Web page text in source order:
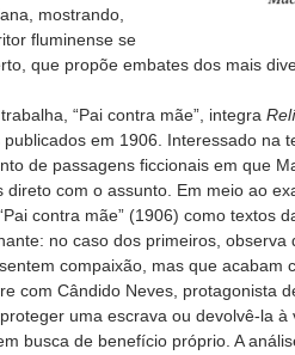
mostrando,
fluminense se
que propõe embates dos mais
“Pai contra mãe”, integra
em 1906. Interessado na
de passagens ficcionais em que
com o assunto. Em meio ao
contra mãe” (1906) como textos
no caso dos primeiros,
compaixão, mas que acabam
com Cândido Neves, protagonista
uma escrava ou devolvê-la
busca de benefício próprio. A